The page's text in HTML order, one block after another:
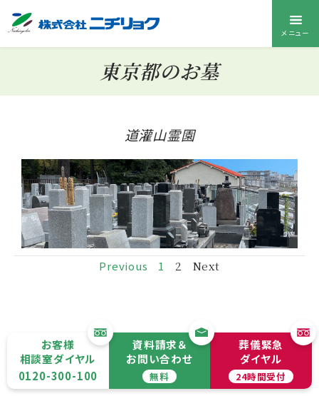
メニュー
東京都のお墓
道灌山霊園
Previous 1 2 Next
お客様
相談室ダイヤル
0120-300-100
資料請求＆
お問い合わせ
無料
葬儀緊急
ダイヤル
24時間受付